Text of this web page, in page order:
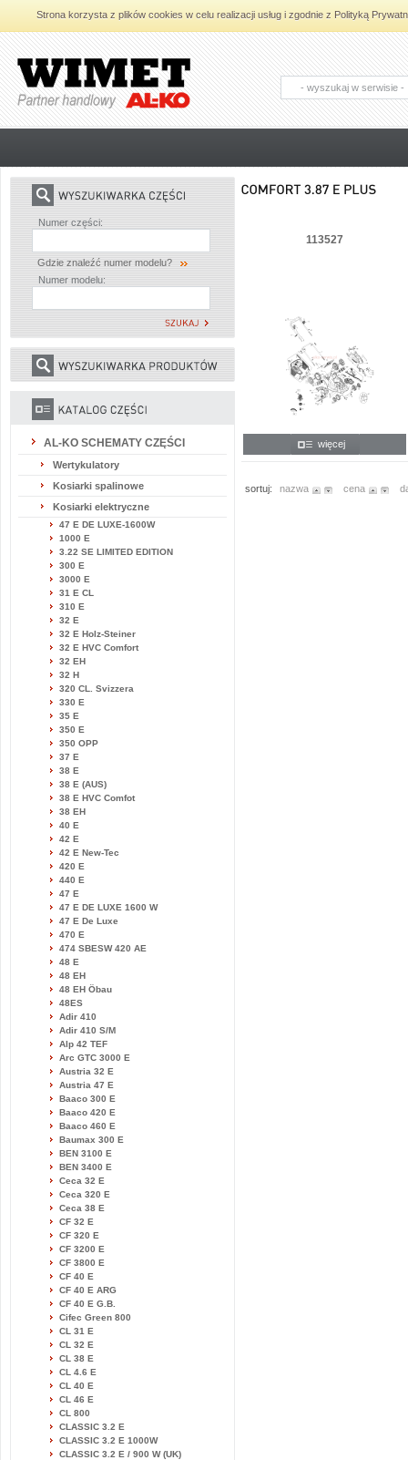
Strona korzysta z plików cookies w celu realizacji usług i zgodnie z Polityką
AL-KO - Maszyny ogrodnicze i części
zamienne do maszyn ogrodniczych
Numer części:
Gdzie znaleźć numer modelu?
Numer modelu:
AL-KO SCHEMATY CZĘŚCI
Wertykulatory
Kosiarki spalinowe
Kosiarki elektryczne
47 E DE LUXE-1600W
1000 E
3.22 SE LIMITED EDITION
300 E
3000 E
31 E CL
310 E
32 E
32 E Holz-Steiner
32 E HVC Comfort
32 EH
32 H
320 CL. Svizzera
330 E
35 E
350 E
350 OPP
37 E
38 E
38 E (AUS)
38 E HVC Comfot
38 EH
40 E
42 E
42 E New-Tec
420 E
440 E
47 E
47 E DE LUXE 1600 W
47 E De Luxe
470 E
474 SBESW 420 AE
48 E
48 EH
48 EH Öbau
48ES
Adir 410
Adir 410 S/M
Alp 42 TEF
Arc GTC 3000 E
Austria 32 E
Austria 47 E
Baaco 300 E
Baaco 420 E
Baaco 460 E
Baumax 300 E
BEN 3100 E
BEN 3400 E
Ceca 32 E
Ceca 320 E
Ceca 38 E
CF 32 E
CF 320 E
CF 3200 E
CF 3800 E
CF 40 E
CF 40 E ARG
CF 40 E G.B.
Cifec Green 800
CL 31 E
CL 32 E
CL 38 E
CL 4.6 E
CL 40 E
CL 46 E
CL 800
CLASSIC 3.2 E
CLASSIC 3.2 E 1000W
CLASSIC 3.2 E / 900 W (UK)
113527
więcej
sortuj: nazwa cena